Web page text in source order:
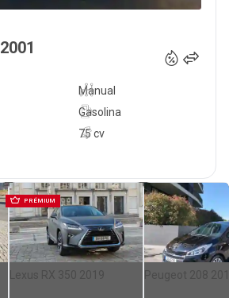
2001
Manual
75 cv
Gasolina
PRÉMIUM
Lexus RX 350 2019 Peugeot 208